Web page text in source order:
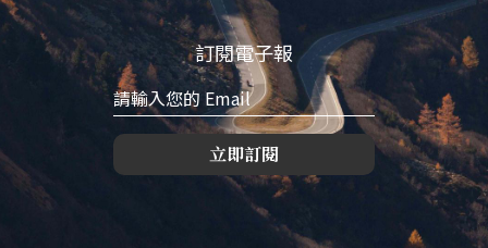
訂閱電子報
立即訂閱